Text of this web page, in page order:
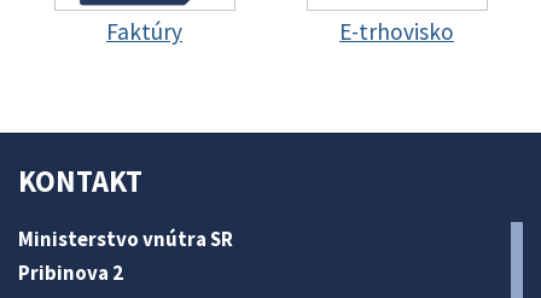
Faktúry E-trhovisko
KONTAKT
Ministerstvo vnútra SR
Pribinova 2